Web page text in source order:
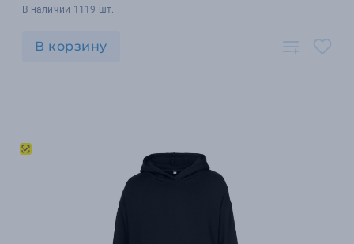
В наличии 1119 шт.
В корзину